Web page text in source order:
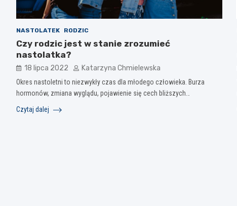
NASTOLATEK RODZIC
Czy rodzic jest w stanie zrozumieć
nastolatka?
18 lipca 2022 Katarzyna Chmielewska
Okres nastoletni to niezwykły czas dla młodego człowieka. Burza
hormonów, zmiana wyglądu, pojawienie się cech bliższych…
Czytaj dalej